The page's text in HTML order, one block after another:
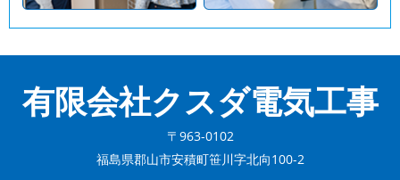
有限会社クスダ電気工事
〒963-0102
福島県郡山市安積町笹川字北向100-2